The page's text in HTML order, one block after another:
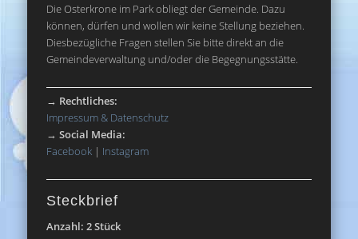
Die Osterkrone im Park obliegt der Gemeinde. Dazu
können, dürfen und wollen wir keine Stellung beziehen.
Diesbezügliche Fragen stellen Sie bitte direkt an die
Gemeindeverwaltung und/oder die Begegnungsstätte.
→ Rechtliches:
Impressum & Datenschutz
→Social Media:
Facebook | Instagram
Steckbrief
Anzahl: 2 Stück